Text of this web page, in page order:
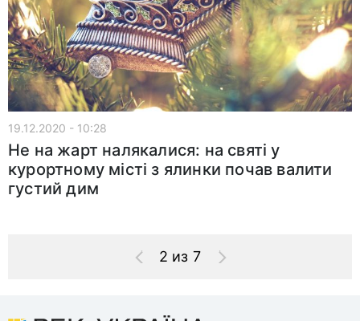
19.12.2020 - 10:28
Не на жарт налякалися: на святі у
курортному місті з ялинки почав валити
густий дим
2 из 7